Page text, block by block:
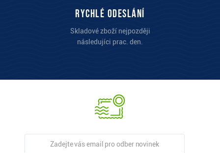
Rychlé odeslání
Skladové zboží nejpozději
následujíci prac. den.